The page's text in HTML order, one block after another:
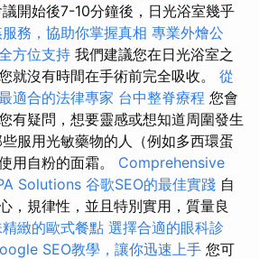
開始後7-10分鐘後，日光浴室幾乎
務，協助你掌握真相 專業外燴公
方位支持 我們建議您在日光浴室之
就沒有時間在手術前完全吸收。 從
適合的法律專家 台中整脊療程 您會
有疑問，想要靈感或想知道周圍發生
服用光敏藥物的人（例如多西環蛋
用自粉的面霜。 Comprehensive
Solutions 谷歌SEO的最佳實踐 自
，規律性，並且特別實用，質量良
緻的歐式餐點 選擇合適的眼科診
SEO教學，讓你迅速上手 您可